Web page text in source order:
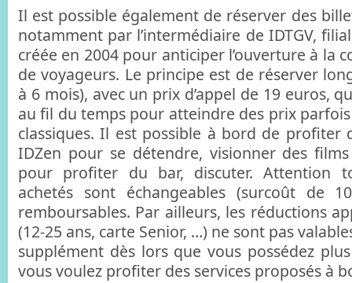
Il est possible également de réserver des
notamment par l’intermédiaire de IDTGV,
créée en 2004 pour anticiper l’ouverture à la
de voyageurs. Le principe est de réserver
à 6 mois), avec un prix d’appel de 19 euros,
au fil du temps pour atteindre des prix
classiques. Il est possible à bord de profiter
IDZen pour se détendre, visionner des
pour profiter du bar, discuter. Attention
achetés sont échangeables (surcoût de
remboursables. Par ailleurs, les réductions
(12-25 ans, carte Senior, …) ne sont pas
supplément dès lors que vous possédez
vous voulez profiter des services proposés à